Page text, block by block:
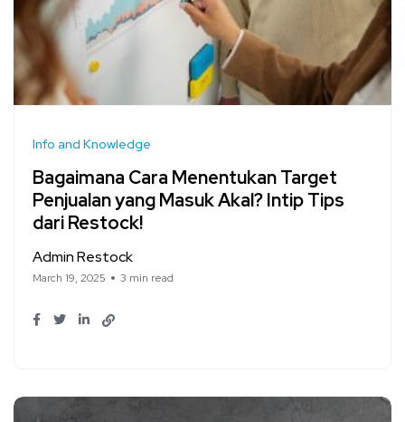
Info and Knowledge
Bagaimana Cara Menentukan Target
Penjualan yang Masuk Akal? Intip Tips
dari Restock!
Admin Restock
March 19, 2025 3 min read